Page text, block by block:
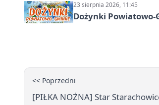
23 sierpnia 2026, 11:45
Dożynki
<< Poprzedni
[PIŁKA NOŻNA] Star